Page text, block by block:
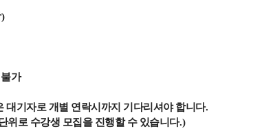
)
가
대기자로 개별 연락시까지 기다리셔야 합니다.
위로 수강생 모집을 진행할 수 있습니다.)